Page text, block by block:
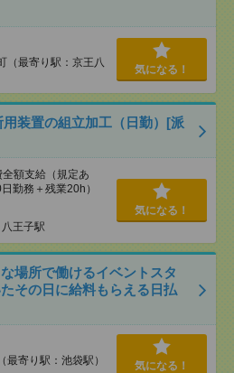
（最寄り駅：京王八
気になる！
装置の組立加工（日勤）[派
額支給（規定あ
勤務＋残業20h）
八王子駅
気になる！
場所で働けるイベントスタ
その日に給料もらえる日払
寄り駅：池袋駅） 気になる！